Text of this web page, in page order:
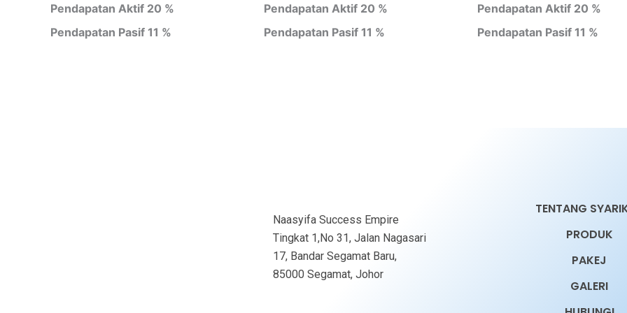
Pendapatan Aktif 20 %
Pendapatan Pasif 11 %
Pendapatan Aktif 20 %
Pendapatan Pasif 11 %
Pendapatan Aktif 20 %
Pendapatan Pasif 11 %
Naasyifa Success Empire
Tingkat 1,No 31, Jalan Nagasari
17, Bandar Segamat Baru,
85000 Segamat, Johor
TENTANG
PRODUK
PAKEJ
GALERI